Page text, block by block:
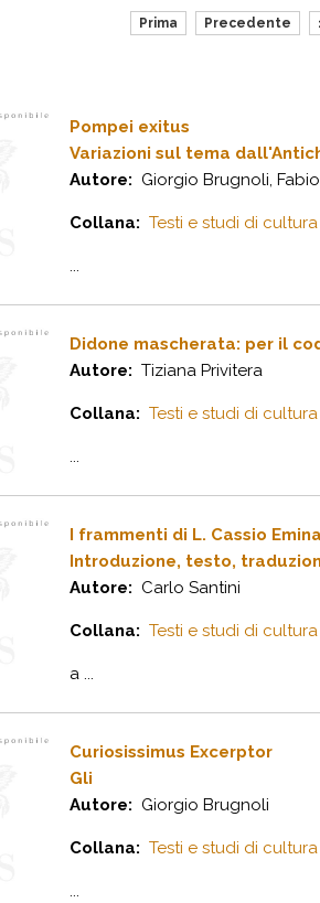
Prima Precedente
Pompei exitus
Variazioni sul tema
Autore: Giorgio Brugnoli,
Collana: Testi e studi di cultura
...
Didone mascherata: per il
Autore: Tiziana Privitera
Collana: Testi e studi di cultura
...
I frammenti di L. Cassio Emina
Introduzione, testo,
Autore: Carlo Santini
Collana: Testi e studi di cultura
a ...
Curiosissimus Excerptor
Gli
Autore: Giorgio Brugnoli
Collana: Testi e studi di cultura
...